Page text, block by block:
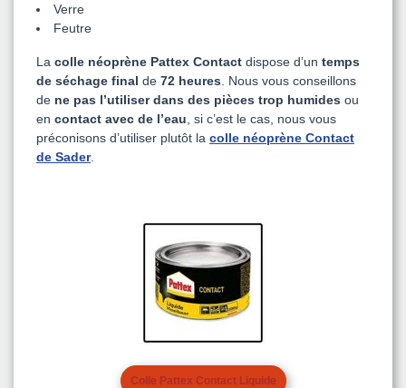
Verre
Feutre
La colle néoprène Pattex Contact dispose d’un temps
de séchage final de 72 heures . Nous vous conseillons
de ne pas l’utiliser dans des pièces trop humides ou
en contact avec de l’eau , si c’est le cas, nous vous
préconisons d’utiliser plutôt la colle néoprène Contact
de Sader.
Colle Pattex Contact Liquide